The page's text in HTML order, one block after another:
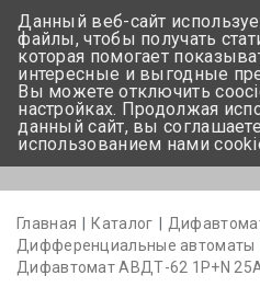
Главная Каталог
Дифференциальные автоматы
Дифавтомат АВДТ-62 1P+N
Данный веб-сайт
файлы, чтобы получать
которая помогает
интересные и выгодные
Вы можете отключить
настройках. Продолжая
данный сайт, вы
использованием нами